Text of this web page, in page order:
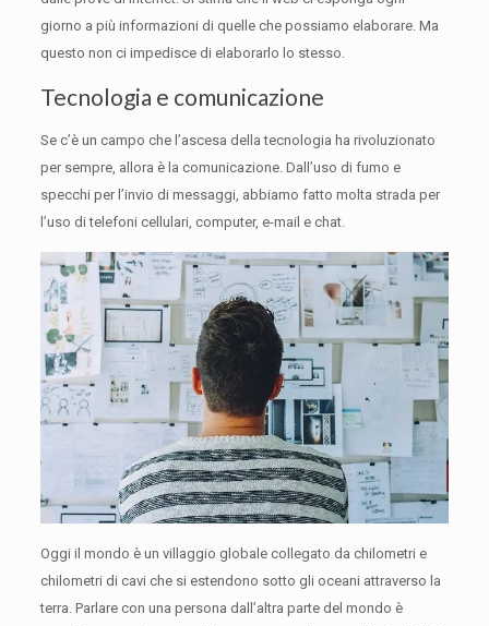
giorno a più informazioni di quelle che possiamo elaborare. Ma
questo non ci impedisce di elaborarlo lo stesso.
Tecnologia e comunicazione
Se c’è un campo che l’ascesa della tecnologia ha rivoluzionato
per sempre, allora è la comunicazione. Dall’uso di fumo e
specchi per l’invio di messaggi, abbiamo fatto molta strada per
l’uso di telefoni cellulari, computer, e-mail e chat.
Oggi il mondo è un villaggio globale collegato da chilometri e
chilometri di cavi che si estendono sotto gli oceani attraverso la
terra. Parlare con una persona dall’altra parte del mondo è